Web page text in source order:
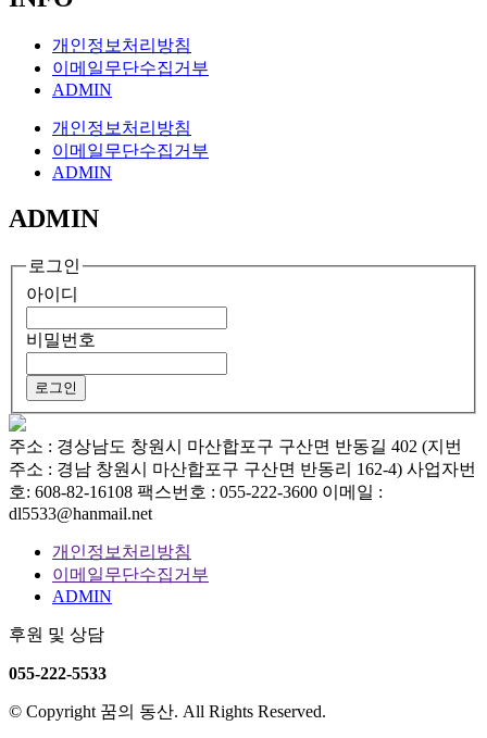
개인정보처리방침
이메일무단수집거부
ADMIN
개인정보처리방침
이메일무단수집거부
ADMIN
ADMIN
로그인
아이디
비밀번호
주소 : 경상남도 창원시 마산합포구 구산면 반동길 402 (지번
주소 : 경남 창원시 마산합포구 구산면 반동리 162-4) 사업자번
호: 608-82-16108 팩스번호 : 055-222-3600 이메일 :
dl5533@hanmail.net
개인정보처리방침
이메일무단수집거부
ADMIN
후원 및 상담
055-222-5533
© Copyright 꿈의 동산. All Rights Reserved.